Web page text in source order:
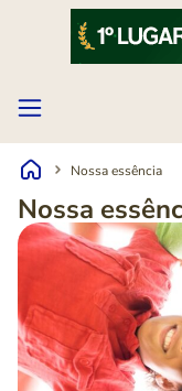
Nossa essência
Nossa